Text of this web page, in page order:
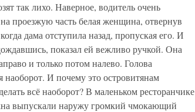
так лихо. Наверное, водитель очень
проезжую часть белая женщина, отвернув
дама отступила назад, пропуская его. И
показал ей вежливо ручкой. Она
и только потом налево. Голова
наоборот. И почему это островитянам
всё наоборот? В маленьком ресторанчике
выпускали наружу громкий чмокающий